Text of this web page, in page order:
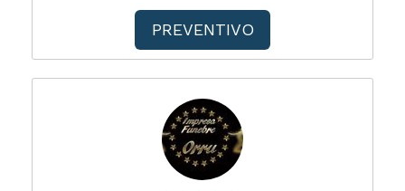
PREVENTIVO